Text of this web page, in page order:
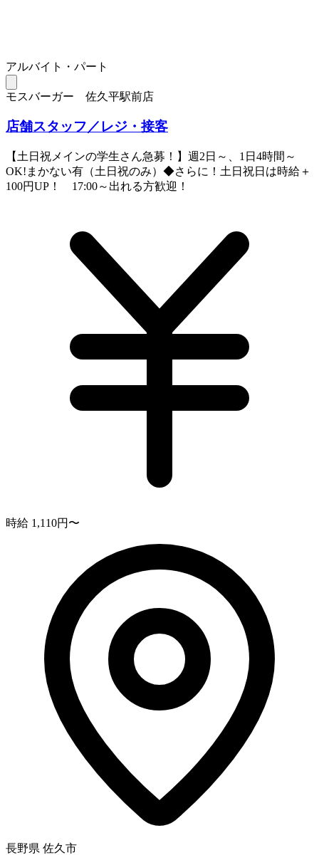
アルバイト・パート
モスバーガー 佐久平駅前店
店舗スタッフ／レジ・接客
【土日祝メインの学生さん急募！】週2日～、1日4時間～
OK!まかない有（土日祝のみ）◆さらに！土日祝日は時給＋
100円UP！ 17:00～出れる方歓迎！
時給 1,110円〜
長野県 佐久市